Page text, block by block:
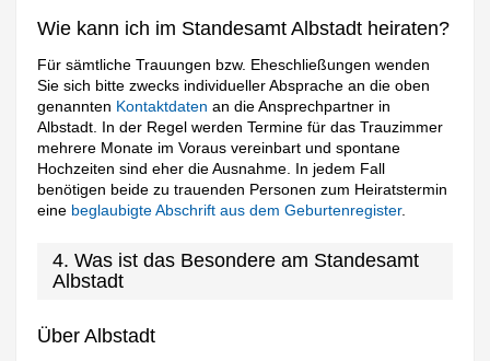
Wie kann ich im Standesamt Albstadt heiraten?
Für sämtliche Trauungen bzw. Eheschließungen wenden
Sie sich bitte zwecks individueller Absprache an die oben
genannten Kontaktdaten an die Ansprechpartner in
Albstadt. In der Regel werden Termine für das Trauzimmer
mehrere Monate im Voraus vereinbart und spontane
Hochzeiten sind eher die Ausnahme. In jedem Fall
benötigen beide zu trauenden Personen zum Heiratstermin
eine beglaubigte Abschrift aus dem Geburtenregister.
4. Was ist das Besondere am Standesamt
Albstadt
Über Albstadt